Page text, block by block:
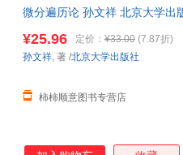
微分遍历论 孙文祥 北京大学出
¥25.96 定价： ¥33.00 (7.87折)
柿柿顺意图书专营店
孙文祥, 著 /北京大学出版社